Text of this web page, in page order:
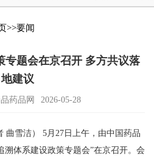
>>要闻
专题会在京召开 多方共议落
地建议
药品网 2026-05-28
雪洁） 5月27日上午，由中国药品
溯体系建设政策专题会”在京召开。会